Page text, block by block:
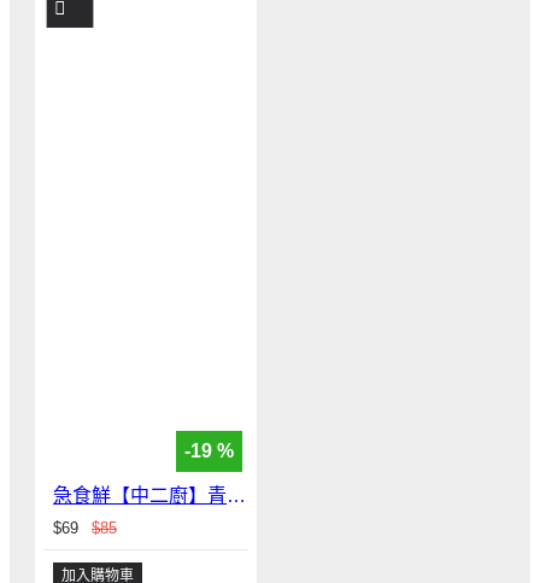
-19 %
急食鮮【中二廚】青蔬培根炒飯(400g)
$69 $85
加入購物車